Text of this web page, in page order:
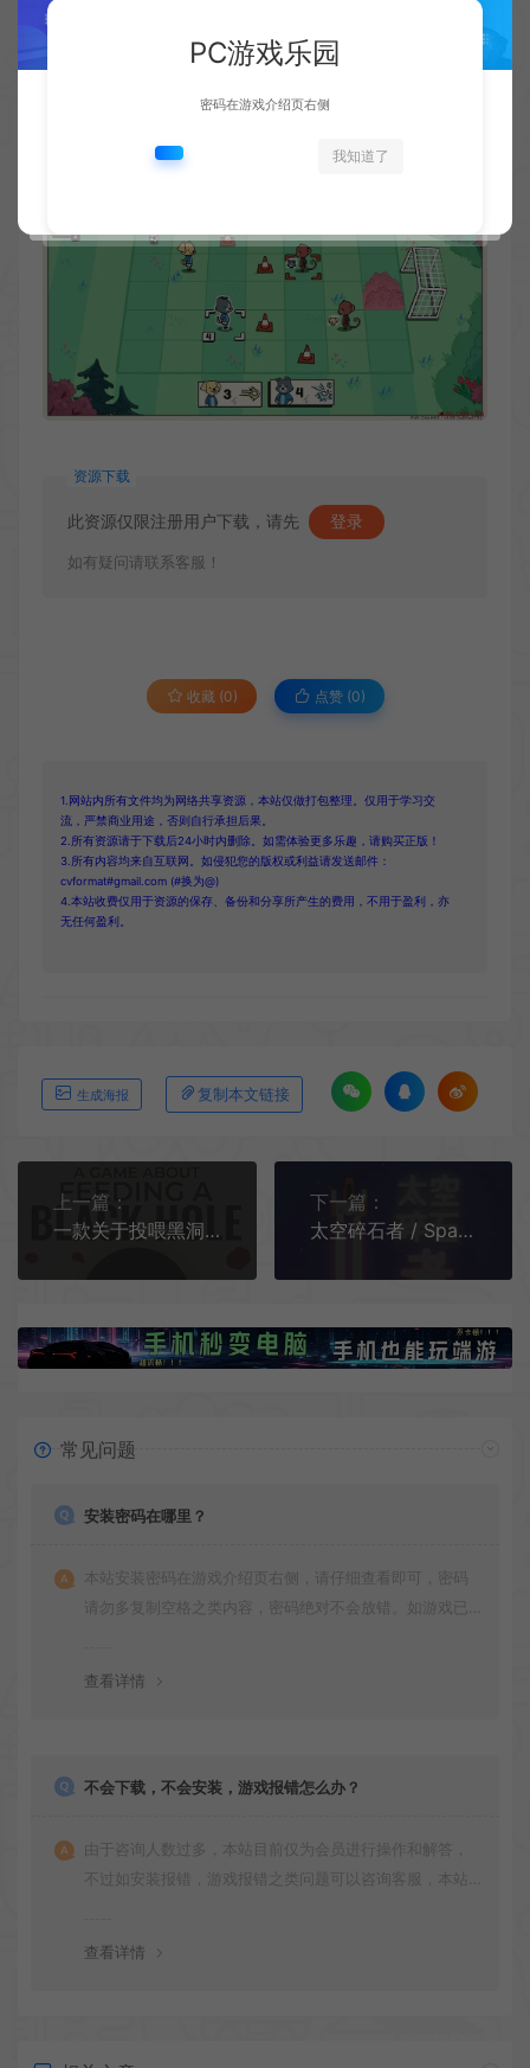
资源下载
此资源仅限注册用户下载，请先 登录
如有疑问请联系客服！
收藏 (0) 点赞 (0)
1.网站内所有文件均为网络共享资源，本站仅做打包整理。仅用于学习交
流，严禁商业用途，否则自行承担后果。
2.所有资源请于下载后24小时内删除。如需体验更多乐趣，请购买正版！
3.所有内容均来自互联网。如侵犯您的版权或利益请发送邮件：
cvformat#gmail.com (#换为@)
4.本站收费仅用于资源的保存、备份和分享所产生的费用，不用于盈利，亦
无任何盈利。
生成海报 复制本文链接
上一篇：
一款关于投喂黑洞的游戏 / A Game About Feeding A Black Hole 放置增量游戏
下一篇：
太空碎石者 / Space Rock Breaker 短篇增量游戏
常见问题
安装密码在哪里？
本站安装密码在游戏介绍页右侧，请仔细查看即可，密码
请勿多复制空格之类内容，密码绝对不会放错。如游戏已
查看详情
不会下载，不会安装，游戏报错怎么办？
由于咨询人数过多，本站目前仅为会员进行操作和解答，
不过如安装报错，游戏报错之类问题可以咨询客服，本站
查看详情
PC游戏乐园
密码在游戏介绍页右侧
我知道了